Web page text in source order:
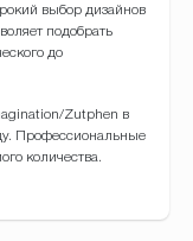
выбор дизайнов
подобрать
до
Zutphen в
Профессиональные
количества.